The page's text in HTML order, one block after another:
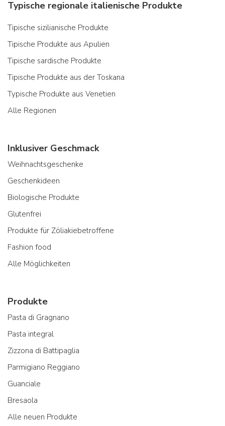
Typische regionale italienische Produkte
Tipische sizilianische Produkte
Tipische Produkte aus Apulien
Tipische sardische Produkte
Tipische Produkte aus der Toskana
Typische Produkte aus Venetien
Alle Regionen
Inklusiver Geschmack
Weihnachtsgeschenke
Geschenkideen
Biologische Produkte
Glutenfrei
Produkte für Zöliakiebetroffene
Fashion food
Alle Möglichkeiten
Produkte
Pasta di Gragnano
Pasta integral
Zizzona di Battipaglia
Parmigiano Reggiano
Guanciale
Bresaola
Alle neuen Produkte